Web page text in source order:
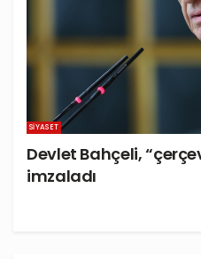
SIYASET
Devlet Bahçeli,
imzaladı